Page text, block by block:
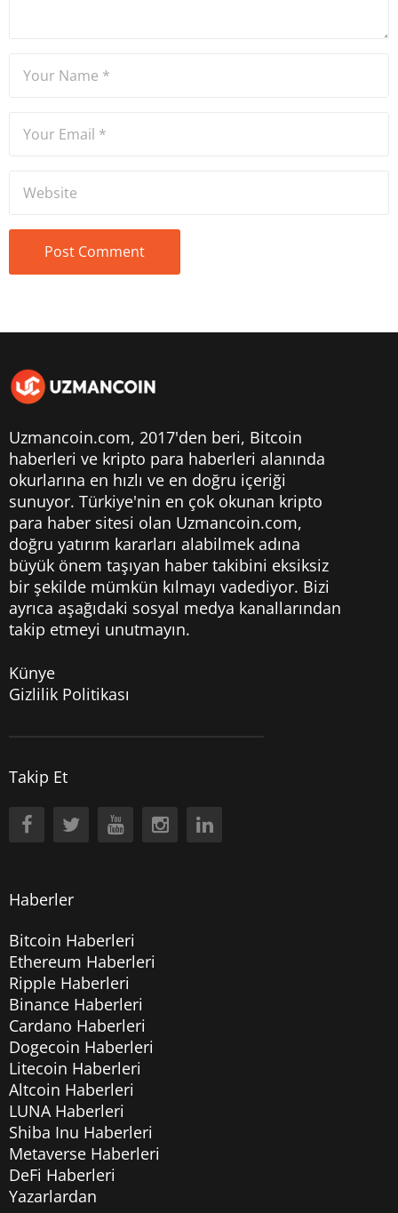
Uzmancoin.com, 2017'den beri, Bitcoin
haberleri ve kripto para haberleri alanında
okurlarına en hızlı ve en doğru içeriği
sunuyor. Türkiye'nin en çok okunan kripto
para haber sitesi olan Uzmancoin.com,
doğru yatırım kararları alabilmek adına
büyük önem taşıyan haber takibini eksiksiz
bir şekilde mümkün kılmayı vadediyor. Bizi
ayrıca aşağıdaki sosyal medya kanallarından
takip etmeyi unutmayın.
Künye
Gizlilik Politikası
Takip Et
Haberler
Bitcoin Haberleri
Ethereum Haberleri
Ripple Haberleri
Binance Haberleri
Cardano Haberleri
Dogecoin Haberleri
Litecoin Haberleri
Altcoin Haberleri
LUNA Haberleri
Shiba Inu Haberleri
Metaverse Haberleri
DeFi Haberleri
Yazarlardan